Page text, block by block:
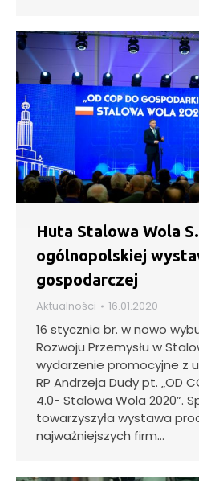
Huta Stalowa Wola
ogólnopolskiej
gospodarczej
Aktualności 16.01.2020
16 stycznia br. w nowo
Rozwoju Przemysłu w
wydarzenie promocyjne z
RP Andrzeja Dudy pt. „OD
4.0- Stalowa Wola 2020”.
towarzyszyła wystawa
najważniejszych firm…